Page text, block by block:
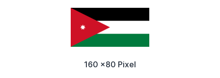
160 x80 Pixel